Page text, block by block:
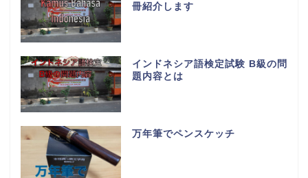
冊紹介します
インドネシア語検定試験 B級の問
題内容とは
万年筆でペンスケッチ